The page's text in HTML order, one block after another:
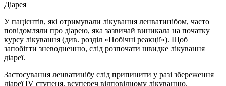
Діарея
У пацієнтів, які отримували лікування ленватинібом, часто
повідомляли про діарею, яка зазвичай виникала на початку
курсу лікування (див. розділ «Побічні реакції»). Щоб
запобігти зневодненню, слід розпочати швидке лікування
діареї.
Застосування ленватинібу слід припинити у разі збереження
діареї IV ступеня, всупереч відповідному лікуванню.